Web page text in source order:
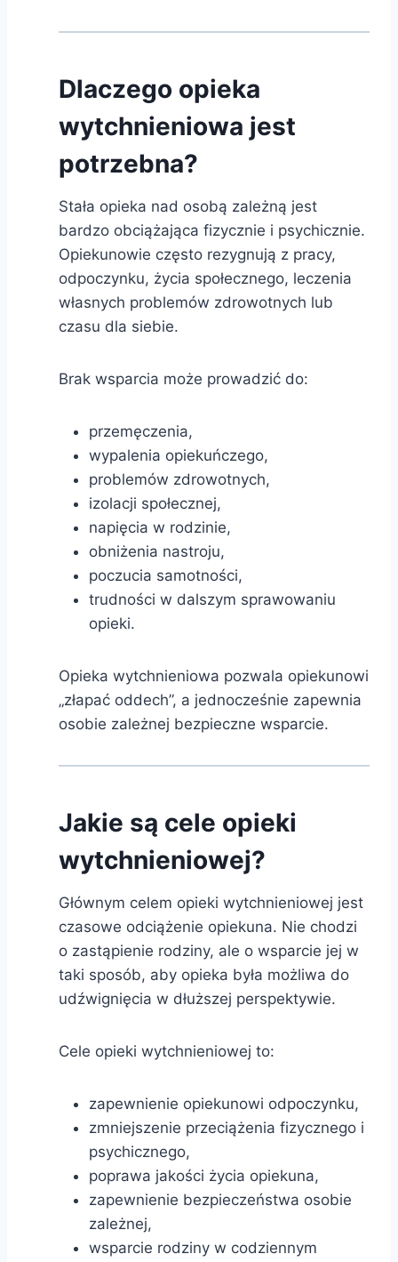
Dlaczego opieka
wytchnieniowa jest
potrzebna?
Stała opieka nad osobą zależną jest
bardzo obciążająca fizycznie i psychicznie.
Opiekunowie często rezygnują z pracy,
odpoczynku, życia społecznego, leczenia
własnych problemów zdrowotnych lub
czasu dla siebie.
Brak wsparcia może prowadzić do:
przemęczenia,
wypalenia opiekuńczego,
problemów zdrowotnych,
izolacji społecznej,
napięcia w rodzinie,
obniżenia nastroju,
poczucia samotności,
trudności w dalszym sprawowaniu
opieki.
Opieka wytchnieniowa pozwala opiekunowi
„złapać oddech”, a jednocześnie zapewnia
osobie zależnej bezpieczne wsparcie.
Jakie są cele opieki
wytchnieniowej?
Głównym celem opieki wytchnieniowej jest
czasowe odciążenie opiekuna. Nie chodzi
o zastąpienie rodziny, ale o wsparcie jej w
taki sposób, aby opieka była możliwa do
udźwignięcia w dłuższej perspektywie.
Cele opieki wytchnieniowej to:
zapewnienie opiekunowi odpoczynku,
zmniejszenie przeciążenia fizycznego i
psychicznego,
poprawa jakości życia opiekuna,
zapewnienie bezpieczeństwa osobie
zależnej,
wsparcie rodziny w codziennym